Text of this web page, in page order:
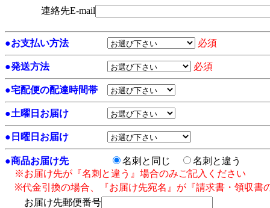
連絡先E-mail
●お支払い方法 必須
●発送方法 必須
●宅配便の配達時間帯
●土曜日お届け
● 日曜日お届け
●商品お届け先 名刺と同じ
名刺と違う
※お届け先が『名刺と違う』場合のみご記入ください
※代金引換の場合、『お届け先宛名』が『請求書・領収書
お届け先郵便番号